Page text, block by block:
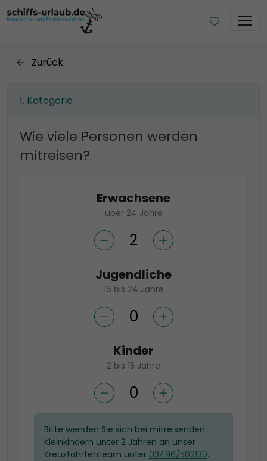
Zurück
Kategorie
Wie viele Personen werden
mitreisen?
Erwachsene
über 24 Jahre
Jugendliche
16 bis 24 Jahre
Kinder
2 bis 15 Jahre
Bitte wenden Sie sich bei mitreisenden
Kleinkindern unter 2 Jahren an unser
Kreuzfahrtenteam unter 03496/502130.